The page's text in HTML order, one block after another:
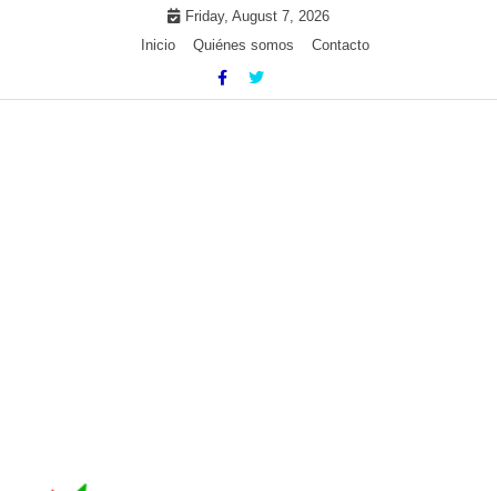
Friday, August 7, 2026
Inicio
Quiénes somos Contacto